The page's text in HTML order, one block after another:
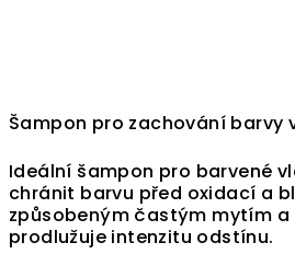
Šampon pro zachování barvy
Ideální šampon pro barvené
chránit barvu před oxidací a
způsobeným častým mytím a
prodlužuje intenzitu odstínu.